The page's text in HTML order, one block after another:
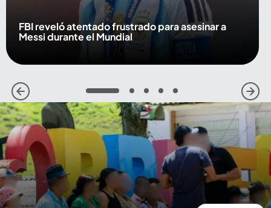
FBI reveló atentado frustrado para asesinar a
Messi durante el Mundial
1 2 3 4 5